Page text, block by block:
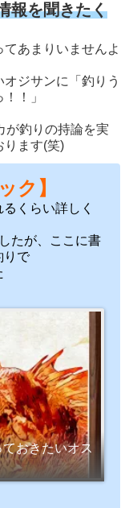
報を聞きたく
あまりいませんよ
ジサンに「釣りう
！」
が釣りの持論を実
ります(笑)
ク】
くらい詳しく
たが、ここに書
りで
おきたいオス